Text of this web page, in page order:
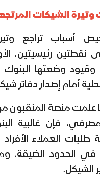
وتيرة الشيكات
أسباب تراجع
نقطتين رئيسيتين،
وقيود وضعتها
أمام إصدار دفاتر
منصة المنقبون
فإن غالبية
طلبات العملاء الأفراد
في الحدود الضيقة،
الشيكل.